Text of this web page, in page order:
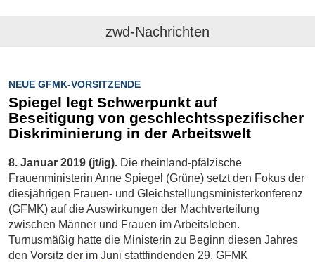
zwd-Nachrichten
NEUE GFMK-VORSITZENDE
Spiegel legt Schwerpunkt auf
Beseitigung von geschlechtsspezifischer
Diskriminierung in der Arbeitswelt
8. Januar 2019 (jt/ig). Die rheinland-pfälzische
Frauenministerin Anne Spiegel (Grüne) setzt den Fokus der
diesjährigen Frauen- und Gleichstellungsministerkonferenz
(GFMK) auf die Auswirkungen der Machtverteilung
zwischen Männer und Frauen im Arbeitsleben.
Turnusmäßig hatte die Ministerin zu Beginn diesen Jahres
den Vorsitz der im Juni stattfindenden 29. GFMK